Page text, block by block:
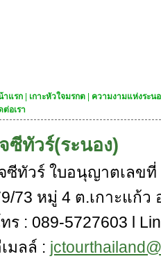
าแรก เกาะหัวใจมรกต
ความงามแห่งระน
ต่อเรา
จซีทัวร์(ระนอง)
ซีทัวร์ ใบอนุญาตเลขที่
73 หมู่ 4 ต.เกาะแก้ว
ร : 089-5727603 l
มลล์ :